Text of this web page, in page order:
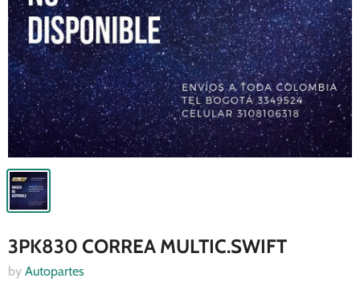
3PK830 CORREA MULTIC.SWIFT
by Autopartes